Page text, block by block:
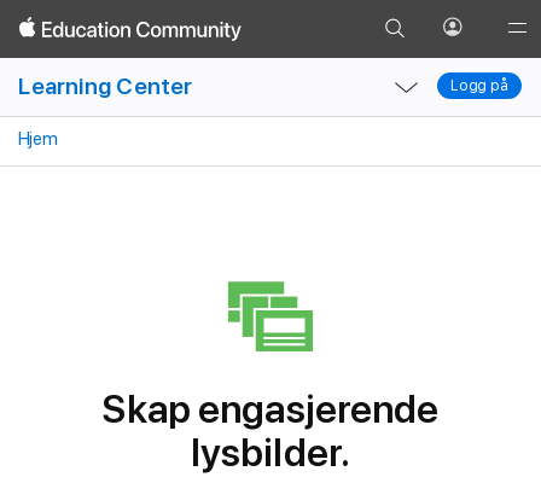
Gå
til
Søk-
siden
Åpne
Profil-
menyen
tilbake
Logg på
Nav
Learning Center
Local
Nav
Menu
Local
Nav
Menu
Logg på
Hjem
Lysbilder Bilder Sett inn mediefiler
Skap engasjerende
lysbilder.